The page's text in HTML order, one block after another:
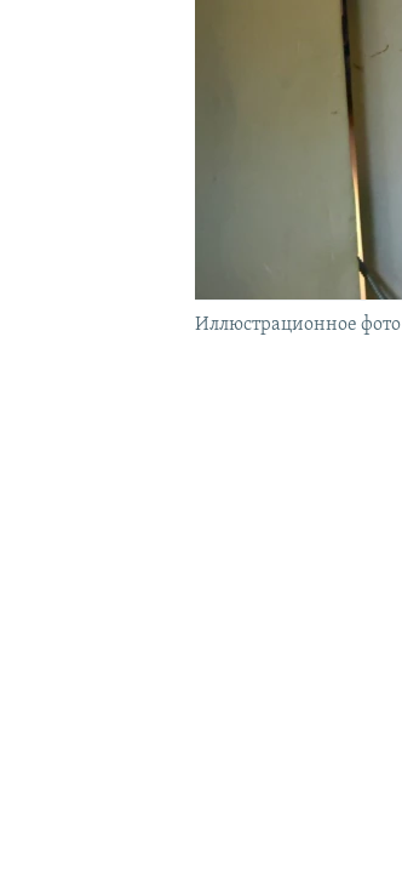
Иллюстрационное фото